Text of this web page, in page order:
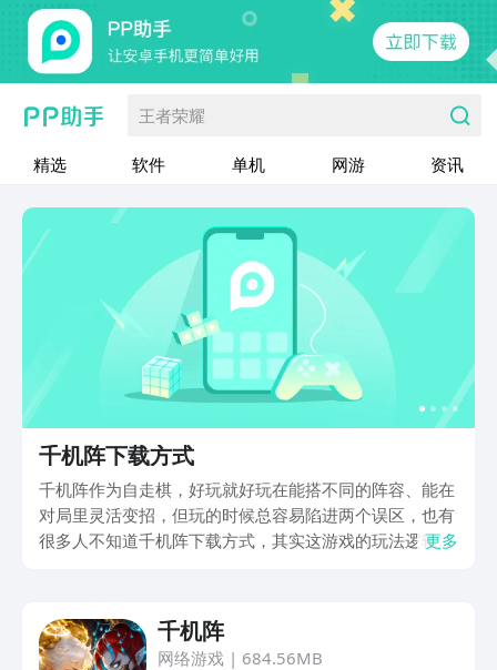
王者荣耀
精选 软件 单机 网游 资讯
千机阵下载方式
千机阵作为自走棋，好玩就好玩在能搭不同的阵容、能在
对局里灵活变招，但玩的时候总容易陷进两个误区，也有
很多人不知道千机阵下载方式，其实这游戏的玩法逻辑挺
帮大家理明白每一步的注意事项。
更多
千机阵
网络游戏| 684.56MB